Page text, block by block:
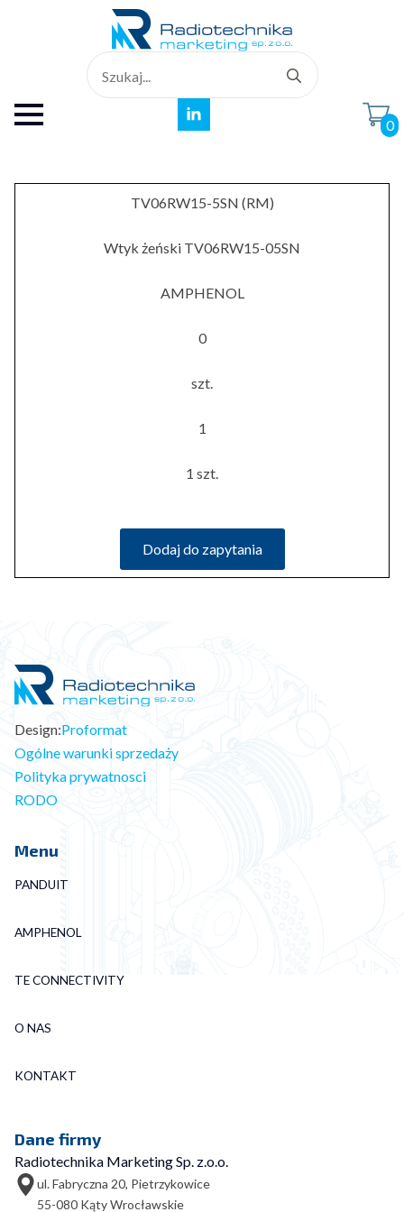
for:
0
TV06RW15-5SN (RM)
Wtyk żeński TV06RW15-05SN
AMPHENOL
0
szt.
1
1 szt.
Dodaj do zapytania
Design:Proformat
Ogólne warunki sprzedaży
Polityka prywatnosci
RODO
Menu
PANDUIT
AMPHENOL
TE CONNECTIVITY
O NAS
KONTAKT
Dane firmy
Radiotechnika Marketing Sp. z.o.o.
ul. Fabryczna 20, Pietrzykowice
55-080 Kąty Wrocławskie